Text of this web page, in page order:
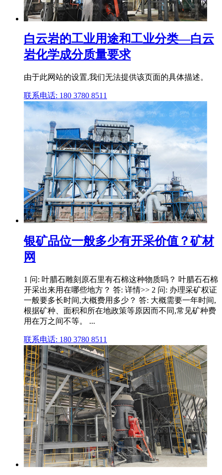
白云岩的工业用途和工业分类—白云
岩化学成分质量要求
由于此网站的设置,我们无法提供该页面的具体描述。
联系电话: 180 3780 8511
银矿品位一般多少有开采价值？矿材
网
1 问: 叶腊石雕刻原石里有石棉这种物质吗？ 叶腊石石棉
开采出来用在哪些地方？ 答: 详情>> 2 问: 办理采矿权证
一般要多长时间,大概费用多少？ 答: 大概需要一年时间,
根据矿种、面积和所在地政策等原因而不同,常见矿种费
用在万之间不等。 ...
联系电话: 180 3780 8511